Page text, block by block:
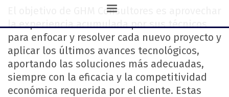
El objetivo de GHM Consultores es aprovechar
la experiencia acumulada por sus técnicos
para enfocar y resolver cada nuevo proyecto y
aplicar los últimos avances tecnológicos,
aportando las soluciones más adecuadas,
siempre con la eficacia y la competitividad
económica requerida por el cliente. Estas